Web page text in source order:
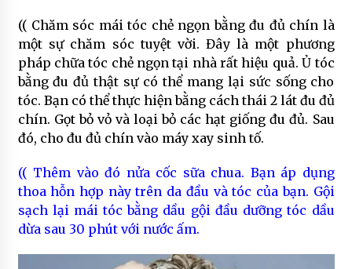
(( Chăm sóc mái tóc chẻ ngọn bằng đu đủ chín là
một sự chăm sóc tuyệt vời. Đây là một phương
pháp chữa tóc chẻ ngọn tại nhà rất hiệu quả. Ủ tóc
bằng đu đủ thật sự có thể mang lại sức sống cho
tóc. Bạn có thể thực hiện bằng cách thái 2 lát đu đủ
chín. Gọt bỏ vỏ và loại bỏ các hạt giống đu đủ. Sau
đó, cho đu đủ chín vào máy xay sinh tố.
(( Thêm vào đó nửa cốc sữa chua. Bạn áp dụng
thoa hỗn hợp này trên da đầu và tóc của bạn. Gội
sạch lại mái tóc bằng dầu gội đầu dưỡng tóc dầu
dừa sau 30 phút với nước ấm.